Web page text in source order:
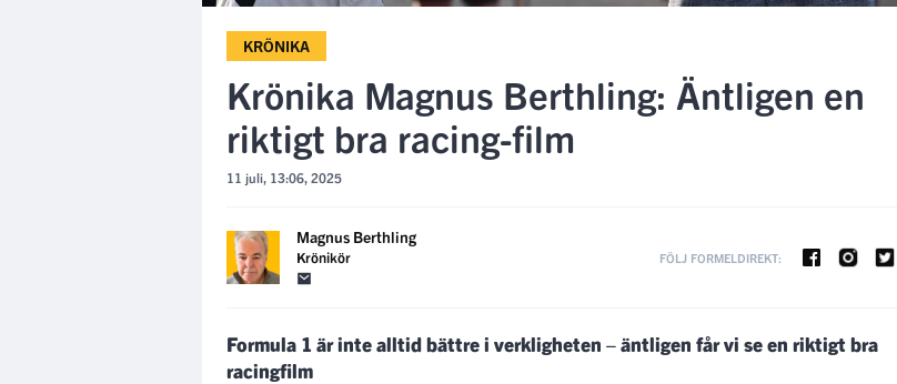
KRÖNIKA
Krönika Magnus Berthling: Äntligen en
riktigt bra racing-film
11 juli, 13:06, 2025
Magnus Berthling
Krönikör FÖLJ FORMELDIREKT:
Formula 1 är inte alltid bättre i verkligheten – äntligen får vi se en riktigt bra
racingfilm